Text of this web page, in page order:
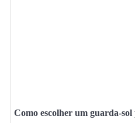
Como escolher um guarda-